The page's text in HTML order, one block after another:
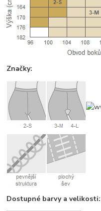
Značky:
Dostupné barvy a velikosti: